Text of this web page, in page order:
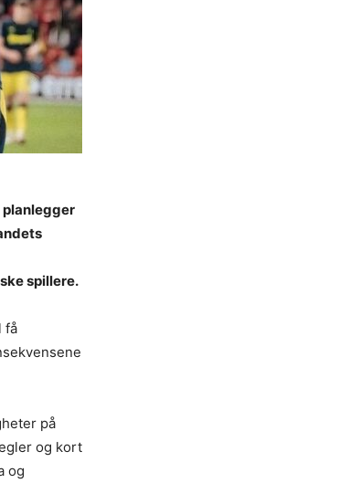
planlegger
spillere.
få
på
og kort
og